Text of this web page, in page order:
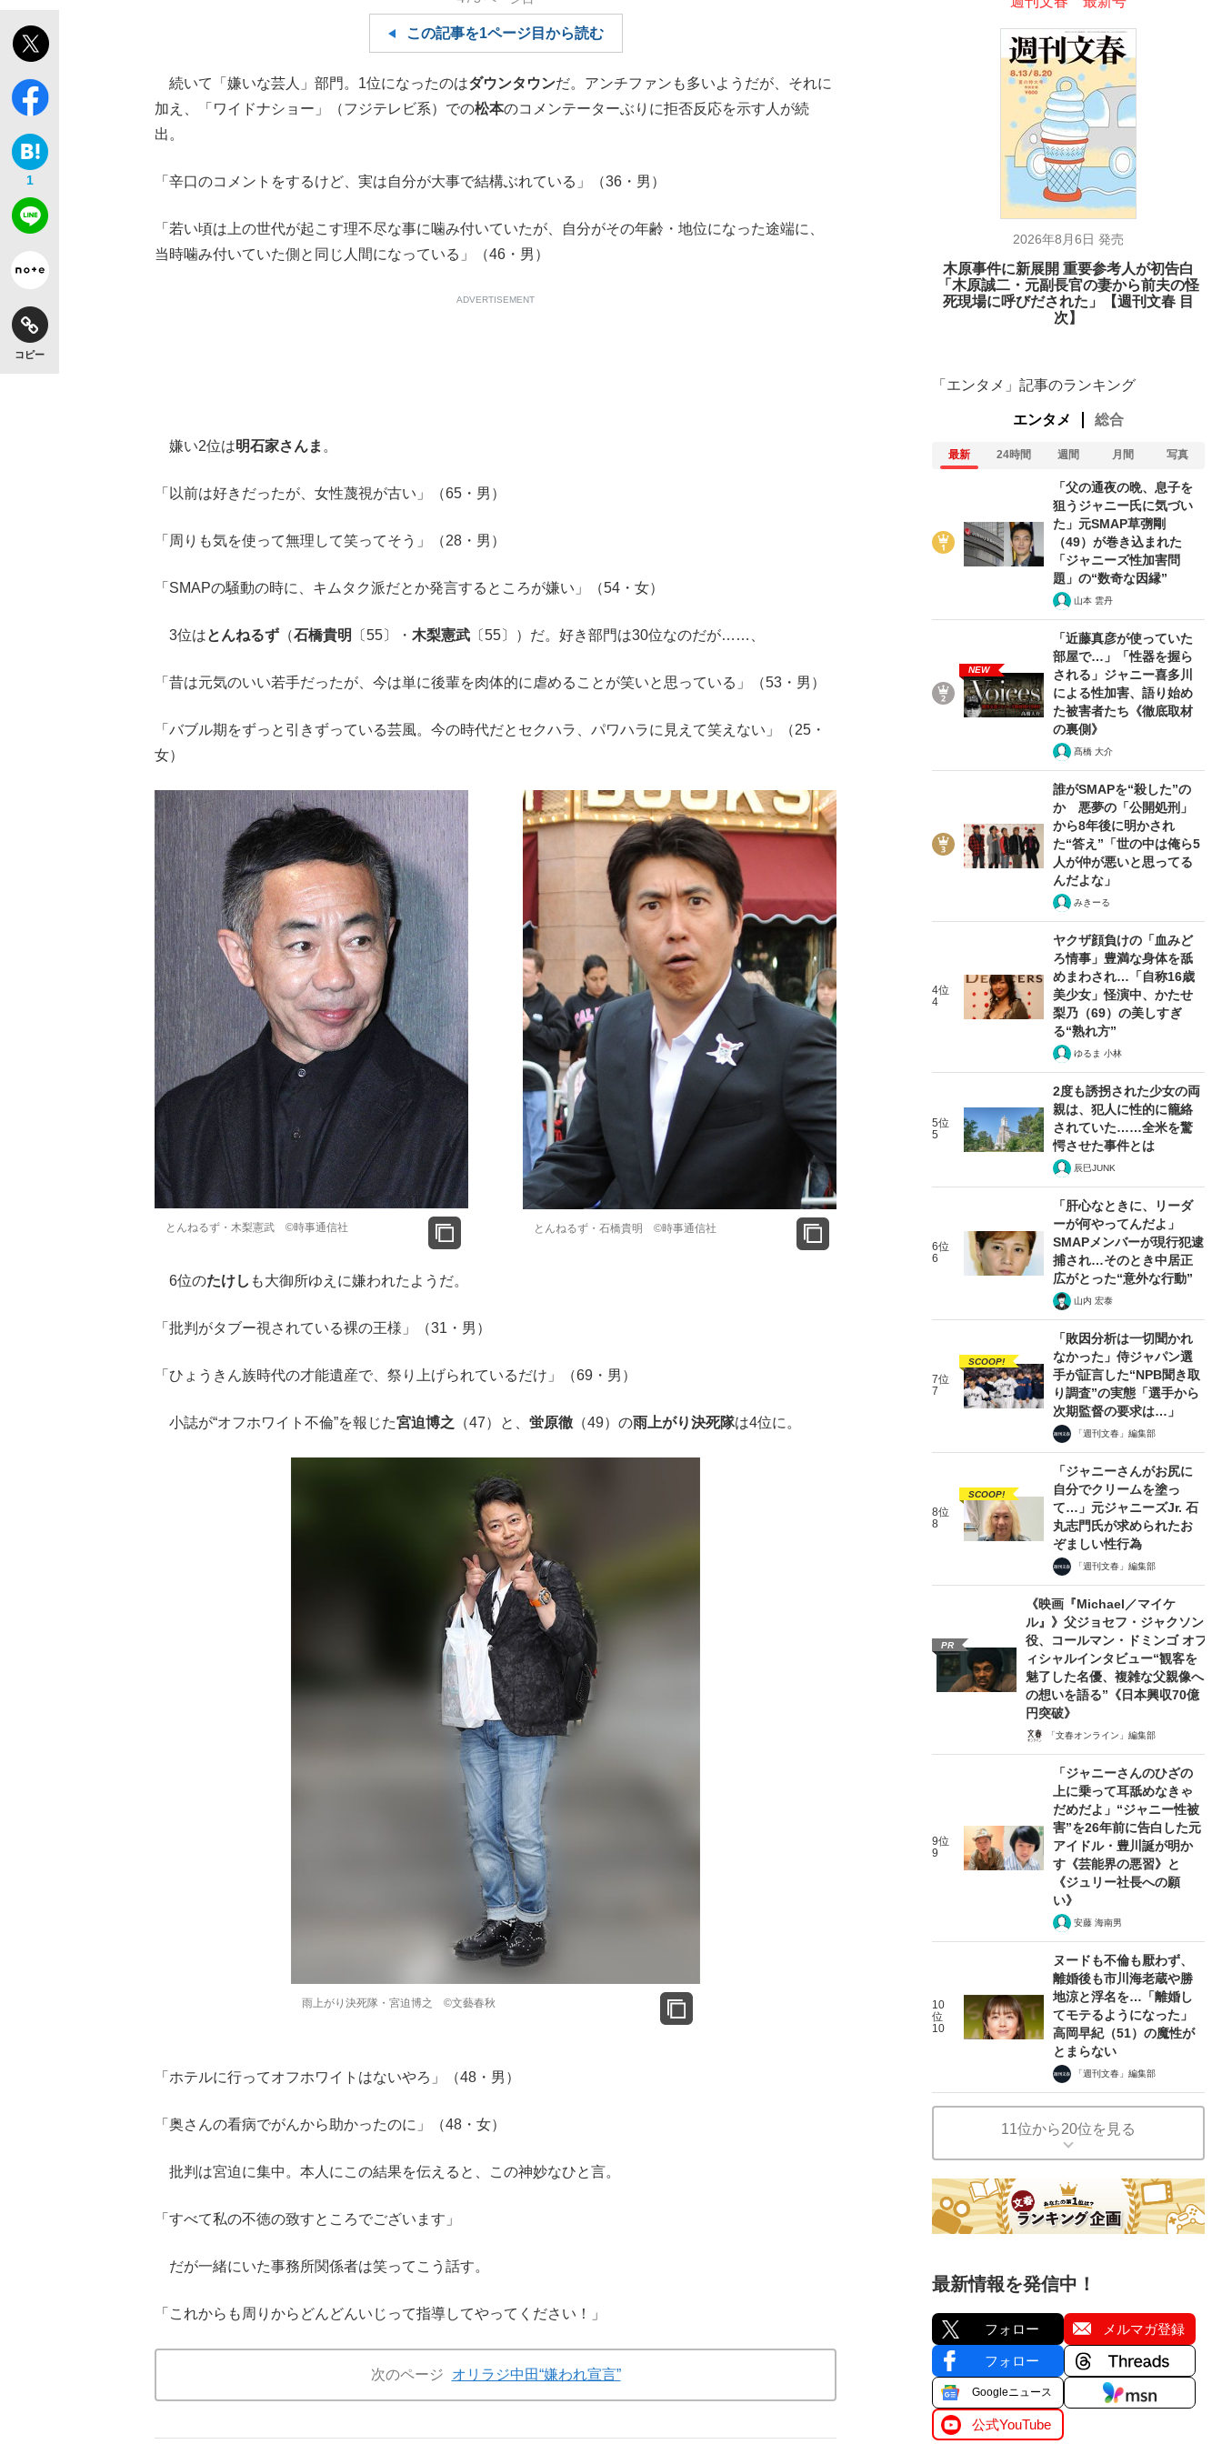
もっと見る
1
コピー
この記事を1ページ目から読む
続いて「嫌いな芸人」部門。1位になったのはダウンタウンだ。アンチファンも多いようだが、それに
加え、「ワイドナショー」（フジテレビ系）での松本のコメンテーターぶりに拒否反応を示す人が続
出。
「辛口のコメントをするけど、実は自分が大事で結構ぶれている」（36・男）
「若い頃は上の世代が起こす理不尽な事に噛み付いていたが、自分がその年齢・地位になった途端に、
当時噛み付いていた側と同じ人間になっている」（46・男）
ADVERTISEMENT
嫌い2位は明石家さんま 。
「以前は好きだったが、女性蔑視が古い」（65・男）
「周りも気を使って無理して笑ってそう」（28・男）
「SMAPの騒動の時に、キムタク派だとか発言するところが嫌い」（54・女）
3位はとんねるず （石橋貴明 〔55〕・ 木梨憲武 〔55〕）だ。好き部門は30位なのだが……、
「昔は元気のいい若手だったが、今は単に後輩を肉体的に虐めることが笑いと思っている」（53・男）
「バブル期をずっと引きずっている芸風。今の時代だとセクハラ、パワハラに見えて笑えない」（25・
女）
とんねるず・木梨憲武 ©時事通信社 とんねるず・石橋貴明 ©時事通信社
6位のたけし も大御所ゆえに嫌われたようだ。
「批判がタブー視されている裸の王様」（31・男）
「ひょうきん族時代の才能遺産で、祭り上げられているだけ」（69・男）
小誌が“オフホワイト不倫”を報じた宮迫博之 （47）と、 蛍原徹 （49）の雨上がり決死隊は4位に。
雨上がり決死隊・宮迫博之 ©文藝春秋
「ホテルに行ってオフホワイトはないやろ」（48・男）
「奥さんの看病でがんから助かったのに」（48・女）
批判は宮迫に集中。本人にこの結果を伝えると、この神妙なひと言。
「すべて私の不徳の致すところでございます」
だが一緒にいた事務所関係者は笑ってこう話す。
「これからも周りからどんどんいじって指導してやってください！」
次のページ オリラジ中田“嫌われ宣言”
2026年8月6日 発売
木原事件に新展開 重要参考人が初告白
「木原誠二・元副長官の妻から前夫の怪
死現場に呼びだされた」【週刊文春 目
次】
「エンタメ」記事のランキング
エンタメ 総合
最新 24時間 週間 月間 写真
「父の通夜の晩、息子を
狙うジャニー氏に気づい
た」元SMAP草彅剛
（49）が巻き込まれた
「ジャニーズ性加害問
題」の“数奇な因縁”
山本 雲丹
NEW
「近藤真彦が使っていた
部屋で…」「性器を握ら
される」ジャニー喜多川
による性加害、語り始め
た被害者たち《徹底取材
の裏側》
髙橋 大介
誰がSMAPを“殺した”の
か 悪夢の「公開処刑」
から8年後に明かされ
た“答え”「世の中は俺ら5
人が仲が悪いと思ってる
んだよな」
みきーる
4位
4
ヤクザ顔負けの「血みど
ろ情事」豊満な身体を舐
めまわされ…「自称16歳
美少女」怪演中、かたせ
梨乃（69）の美しすぎ
る“熟れ方”
ゆるま 小林
5位
5
2度も誘拐された少女の両
親は、犯人に性的に籠絡
されていた……全米を驚
愕させた事件とは
辰巳JUNK
6位
6
「肝心なときに、リーダ
ーが何やってんだよ」
SMAPメンバーが現行犯逮
捕され…そのとき中居正
広がとった“意外な行動”
山内 宏泰
7位
7
SCOOP!
「敗因分析は一切聞かれ
なかった」侍ジャパン選
手が証言した“NPB聞き取
り調査”の実態「選手から
次期監督の要求は…」
「週刊文春」編集部
8位
8
SCOOP!
「ジャニーさんがお尻に
自分でクリームを塗っ
て…」元ジャニーズJr. 石
丸志門氏が求められたお
ぞましい性行為
「週刊文春」編集部
PR
《映画『Michael／マイケ
ル』》父ジョセフ・ジャクソン
役、コールマン・ドミンゴ オフ
ィシャルインタビュー“観客を
魅了した名優、複雑な父親像へ
の想いを語る”《日本興収70億
円突破》
「文春オンライン」編集部
9位
9
「ジャニーさんのひざの
上に乗って耳舐めなきゃ
だめだよ」“ジャニー性被
害”を26年前に告白した元
アイドル・豊川誕が明か
す《芸能界の悪習》と
《ジュリー社長への願
い》
安藤 海南男
10
位
10
ヌードも不倫も厭わず、
離婚後も市川海老蔵や勝
地涼と浮名を…「離婚し
てモテるようになった」
高岡早紀（51）の魔性が
とまらない
「週刊文春」編集部
11位から20位を見る
最新情報を発信中！
フォロー メルマガ登録
フォロー
Googleニュース
公式YouTube